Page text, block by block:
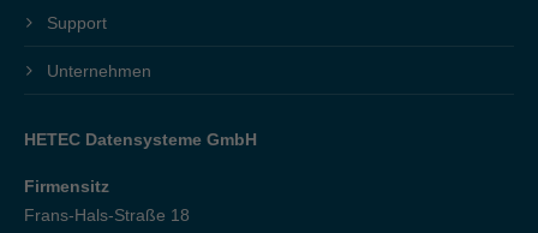
Support
Unternehmen
HETEC Datensysteme GmbH
Firmensitz
Frans-Hals-Straße 18